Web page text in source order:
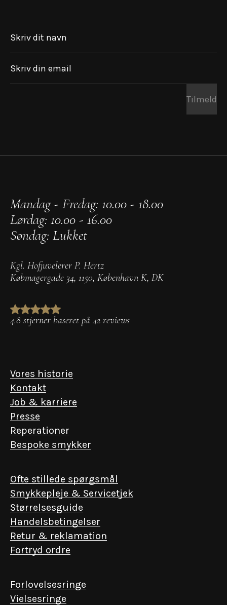
Skriv dit navn
Skriv din email
Tilmeld
Mandag - Fredag: 10.00 - 18.00
Lørdag: 10.00 - 16.00
Søndag: Lukket
Kgl. Hofjuvelerer P. Hertz
Købmagergade 34, 1150, København K, DK
4.8 stjerner baseret på 42 reviews
Vores historie
Kontakt
Job & karriere
Presse
Reperationer
Bespoke smykker
Ofte stillede spørgsmål
Smykkepleje & Servicetjek
Størrelsesguide
Handelsbetingelser
Retur & reklamation
Fortryd ordre
Forlovelsesringe
Vielsesringe